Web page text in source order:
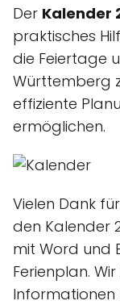
Der Kalender
praktisches
die Feiertage
Württemberg
effiziente
ermöglichen.
Vielen Dank
den Kalender
mit Word und
Ferienplan.
Informationen